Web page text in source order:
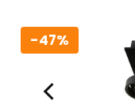
-47%